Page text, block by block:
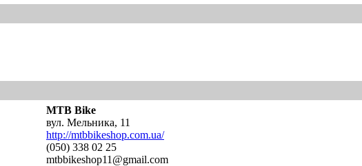
MTB Bike
вул. Мельника, 11
http://mtbbikeshop.com.ua/
(050) 338 02 25
mtbbikeshop11@gmail.com